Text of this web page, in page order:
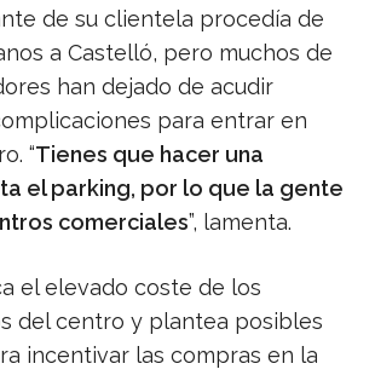
de su clientela procedía de
a Castelló, pero muchos de
han dejado de acudir
para entrar en
“Tienes que hacer una
el parking, por lo que la gente
comerciales”, lamenta.
el elevado coste de los
del centro y plantea posibles
incentivar las compras en la